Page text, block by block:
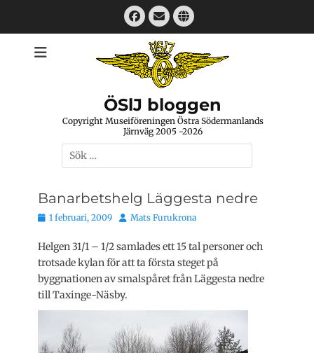
Facebook
E-
mail
Webbplats
ÖSlJ bloggen
Copyright Museiföreningen Östra Södermanlands
Järnväg 2005 -2026
Sök
efter:
Banarbetshelg Läggesta nedre
Publicerat
1 februari, 2009 Författare
Mats Furukrona
Helgen 31/1 – 1/2 samlades ett 15 tal personer och
trotsade kylan för att ta första steget på
byggnationen av smalspåret från Läggesta nedre
till Taxinge-Näsby.